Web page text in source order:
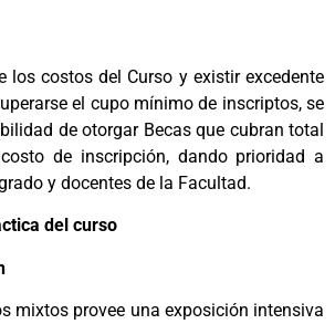
los costos del Curso y existir excedente
el cupo mínimo de inscriptos, se
de otorgar Becas que cubran total
de inscripción, dando prioridad a
y docentes de la Facultad.
del curso
mixtos provee una exposición intensiva